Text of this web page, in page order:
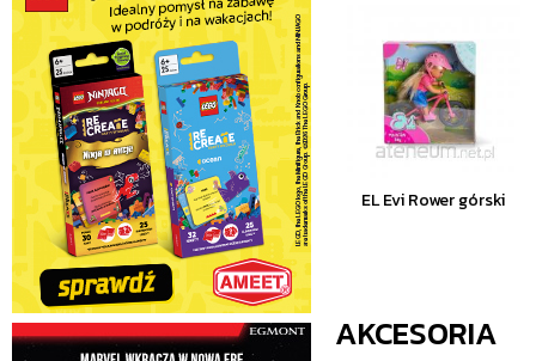
EL Evi Rower górski
AKCESORIA